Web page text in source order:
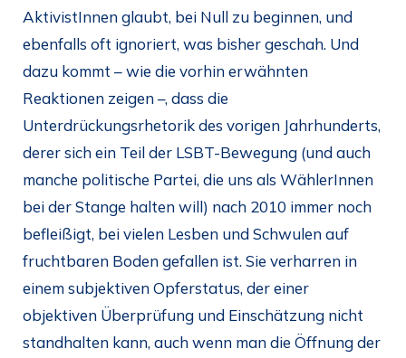
AktivistInnen glaubt, bei Null zu beginnen, und
ebenfalls oft ignoriert, was bisher geschah. Und
dazu kommt – wie die vorhin erwähnten
Reaktionen zeigen –, dass die
Unterdrückungsrhetorik des vorigen Jahrhunderts,
derer sich ein Teil der LSBT-Bewegung (und auch
manche politische Partei, die uns als WählerInnen
bei der Stange halten will) nach 2010 immer noch
befleißigt, bei vielen Lesben und Schwulen auf
fruchtbaren Boden gefallen ist. Sie verharren in
einem subjektiven Opferstatus, der einer
objektiven Überprüfung und Einschätzung nicht
standhalten kann, auch wenn man die Öffnung der